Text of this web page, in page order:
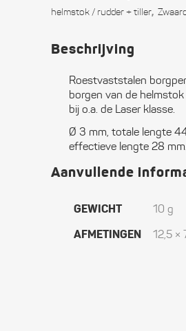
voor
quantity
helmstok / rudder + tiller,
Beschrijving
Roestvaststalen
borgen van de
bij o.a. de Laser klasse.
Ø 3 mm, totale lengte
effectieve lengte 28 mm.
Aanvullende
GEWICHT 10 g
AFMETINGEN 12,5 ×